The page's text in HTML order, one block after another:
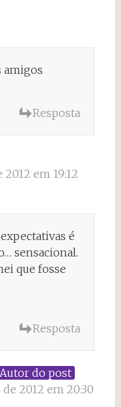
amigos
Resposta
em 19:12
é
sensacional.
que fosse
Resposta
Autor do post
2012 em 20:30